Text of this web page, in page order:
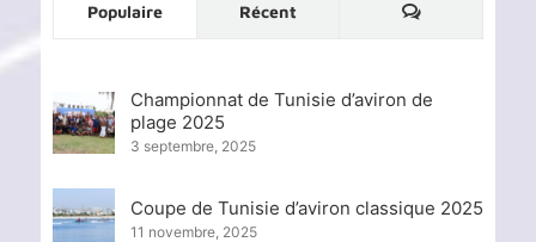
Populaire Récent
Championnat de Tunisie d’aviron de
plage 2025
3 septembre, 2025
Coupe de Tunisie d’aviron classique 2025
11 novembre, 2025